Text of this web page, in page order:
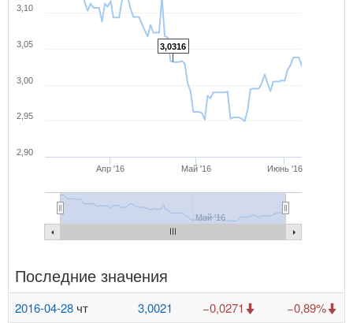
3,0316
Апр '16 Май '16 Июнь '16
Май '16
2,90
2,95
3,00
3,05
3,10
Последние значения
2016-04-28 чт 3,0021 −0,0271
−0,89%